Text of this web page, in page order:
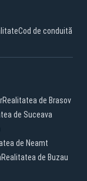
Cod de conduită
Realitatea de Brasov
de Suceava
de Neamt
Realitatea de Buzau